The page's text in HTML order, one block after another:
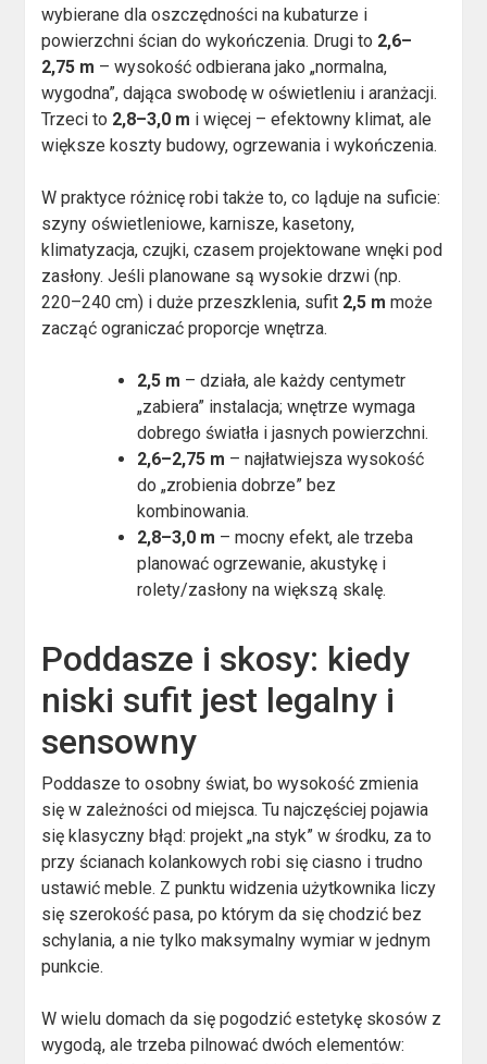
wybierane dla oszczędności na kubaturze i
powierzchni ścian do wykończenia. Drugi to 2,6–
2,75 m – wysokość odbierana jako „normalna,
wygodna”, dająca swobodę w oświetleniu i aranżacji.
Trzeci to 2,8–3,0 m i więcej – efektowny klimat, ale
większe koszty budowy, ogrzewania i wykończenia.
W praktyce różnicę robi także to, co ląduje na suficie:
szyny oświetleniowe, karnisze, kasetony,
klimatyzacja, czujki, czasem projektowane wnęki pod
zasłony. Jeśli planowane są wysokie drzwi (np.
220–240 cm) i duże przeszklenia, sufit 2,5 m może
zacząć ograniczać proporcje wnętrza.
2,5 m – działa, ale każdy centymetr
„zabiera” instalacja; wnętrze wymaga
dobrego światła i jasnych powierzchni.
2,6–2,75 m – najłatwiejsza wysokość
do „zrobienia dobrze” bez
kombinowania.
2,8–3,0 m – mocny efekt, ale trzeba
planować ogrzewanie, akustykę i
rolety/zasłony na większą skalę.
Poddasze i skosy: kiedy
niski sufit jest legalny i
sensowny
Poddasze to osobny świat, bo wysokość zmienia
się w zależności od miejsca. Tu najczęściej pojawia
się klasyczny błąd: projekt „na styk” w środku, za to
przy ścianach kolankowych robi się ciasno i trudno
ustawić meble. Z punktu widzenia użytkownika liczy
się szerokość pasa, po którym da się chodzić bez
schylania, a nie tylko maksymalny wymiar w jednym
punkcie.
W wielu domach da się pogodzić estetykę skosów z
wygodą, ale trzeba pilnować dwóch elementów: